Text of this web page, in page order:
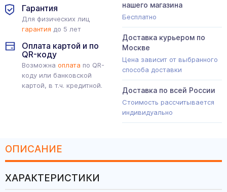
Гарантия
Для физических лиц
гарантия до 5 лет
Оплата картой и по
QR-коду
Возможна оплата по QR-
коду или банковской
картой, в т.ч. кредитной.
нашего магазина
Бесплатно
Доставка курьером по
Москве
Цена зависит от выбранного
способа доставки
Доставка по всей России
Стоимость рассчитывается
индивидуально
ОПИСАНИЕ
ХАРАКТЕРИСТИКИ